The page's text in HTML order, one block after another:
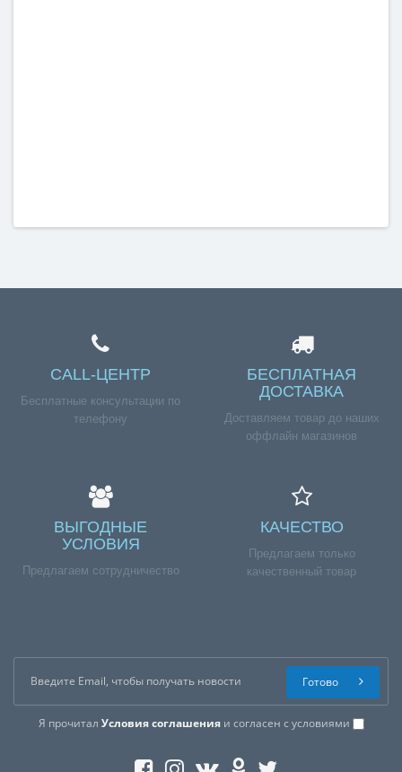
CALL-ЦЕНТР
Бесплатные консультации по
телефону
БЕСПЛАТНАЯ
ДОСТАВКА
Доставляем товар до наших
оффлайн магазинов
ВЫГОДНЫЕ
УСЛОВИЯ
Предлагаем сотрудничество
КАЧЕСТВО
Предлагаем только
качественный товар
Я прочитал Условия соглашенияи согласен с условиями
Готово